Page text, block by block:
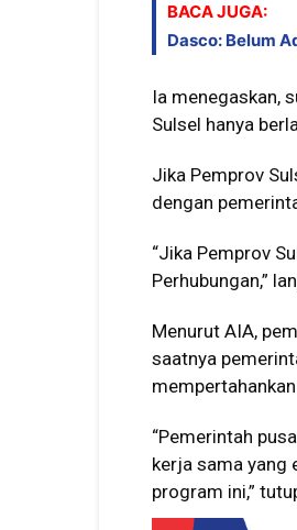
BACA JUGA:
Dasco: Belum
Ia menegaskan,
Sulsel hanya
Jika Pemprov
dengan
“Jika Pemprov
Perhubungan,”
Menurut AIA,
saatnya
“Pemerintah
kerja sama yang
program ini,”